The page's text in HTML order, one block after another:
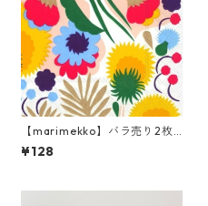
【marimekko】バラ売り2枚
ランチサイズ ペーパーナプキ
ン PIKKUKELLUKKA ホワイト
¥128